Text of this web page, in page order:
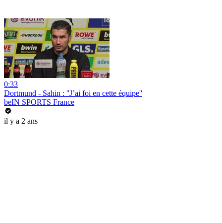
0:33
Dortmund - Sahin : ''J’ai foi en cette équipe''
beIN SPORTS France
il y a 2 ans